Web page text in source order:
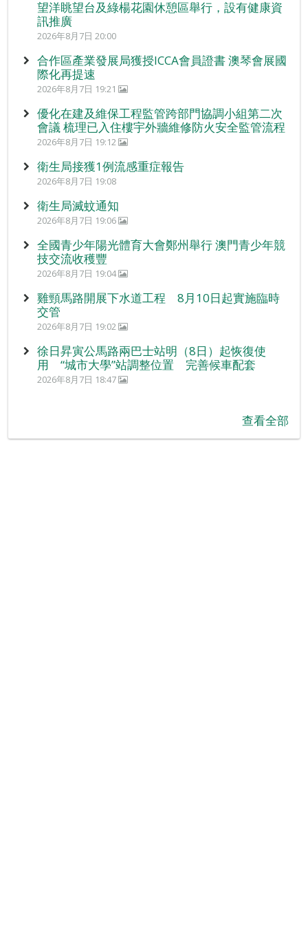
望洋眺望台及綠楊花園休憩區舉行，設有健康資
訊推廣
2026年8月7日 20:00
合作區產業發展局獲授ICCA會員證書 澳琴會展國
際化再提速
2026年8月7日 19:21
優化在建及維保工程監管跨部門協調小組第二次
會議 梳理已入住樓宇外牆維修防火安全監管流程
2026年8月7日 19:12
衛生局接獲1例流感重症報告
2026年8月7日 19:08
衛生局滅蚊通知
2026年8月7日 19:06
全國青少年陽光體育大會鄭州舉行 澳門青少年競
技交流收穫豐
2026年8月7日 19:04
雞頸馬路開展下水道工程 8月10日起實施臨時
交管
2026年8月7日 19:02
徐日昇寅公馬路兩巴士站明（8日）起恢復使
用 “城市大學”站調整位置 完善候車配套
2026年8月7日 18:47
查看全部